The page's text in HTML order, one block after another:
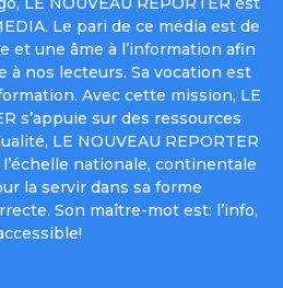
Le pari de ce média est de
et une âme à l’information afin
à nos lecteurs. Sa vocation est
Avec cette mission, LE
s’appuie sur des ressources
LE NOUVEAU REPORTER
nationale, continentale
la servir dans sa forme
Son maître-mot est: l’info,